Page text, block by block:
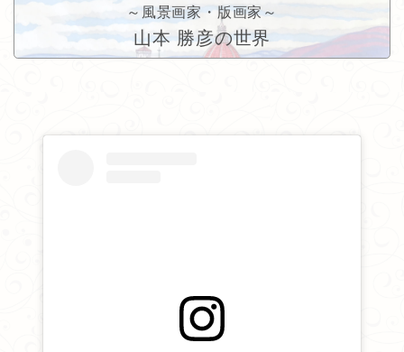
2026/05/15
「東光寺だより」を更新しました。
しました。
を更新しました。
～風景画家・版画家～
山本 勝彦の世界